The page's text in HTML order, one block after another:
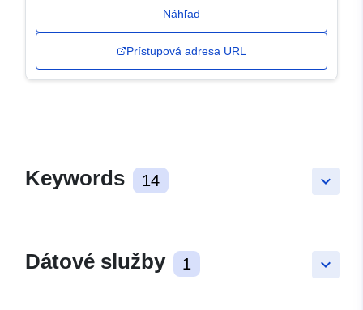
Náhľad
Prístupová adresa URL
keyboard_arrow_down
Keywords 14
keyboard_arrow_down
Dátové služby 1